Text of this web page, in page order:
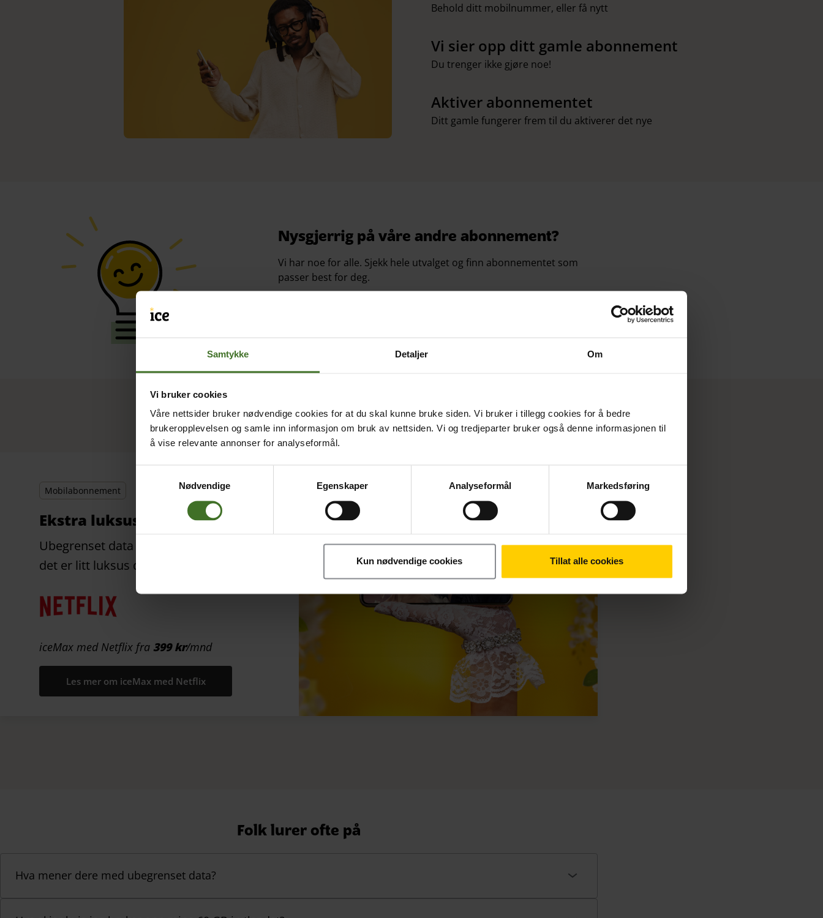
Samtykke Detaljer Om
Vi bruker cookies
Våre nettsider bruker nødvendige cookies for at du skal kunne bruke siden. Vi bruker i tillegg cookies for å bedre
brukeropplevelsen og samle inn informasjon om bruk av nettsiden. Vi og tredjeparter bruker også denne informasjonen til
å vise relevante annonser for analyseformål.
Nødvendige
Egenskaper Analyseformål Markedsføring
Kun nødvendige cookies Tillat alle cookies
Behold ditt mobilnummer, eller få nytt
Vi sier opp ditt gamle abonnement
Du trenger ikke gjøre noe!
Aktiver abonnementet
Ditt gamle fungerer frem til du aktiverer det nye
Nysgjerrig på våre andre abonnement?
Vi har noe for alle. Sjekk hele utvalget og finn abonnementet som
passer best for deg.
Mobilabonnement
Ekstra luksus!
Ubegrenset data med Netflix inkludert,
det er litt luksus da?
iceMax med Netflix fra 399 kr/mnd
Les mer om iceMax med Netflix
Folk lurer ofte på
Hva mener dere med ubegrenset data?